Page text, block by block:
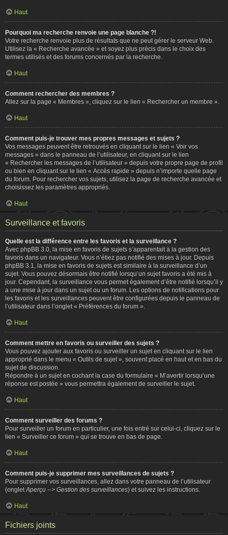
Haut
Pourquoi ma recherche renvoie une page blanche ?!
Votre recherche renvoie plus de résultats que ne peut gérer le serveur Web.
Utilisez la « Recherche avancée » et soyez plus précis dans le choix des
termes utilisés et des forums concernés par la recherche.
Haut
Comment rechercher des membres ?
Allez sur la page « Membres », cliquez sur le lien « Rechercher un membre ».
Haut
Comment puis-je trouver mes propres messages et sujets ?
Vos messages peuvent être retrouvés en cliquant sur le lien « Voir vos
messages » dans le panneau de l’utilisateur, en cliquant sur le lien
« Rechercher les messages de l’utilisateur » depuis votre propre page de profil
ou bien en cliquant sur le lien « Accès rapide » depuis n’importe quelle page
du forum. Pour rechercher vos sujets, utilisez la page de recherche avancée et
choisissez les paramètres appropriés.
Haut
Surveillance et favoris
Quelle est la différence entre les favoris et la surveillance ?
Avec phpBB 3.0, la mise en favoris de sujets s’apparentait à la gestion des
favoris dans un navigateur. Vous n’étiez pas notifié des mises à jour. Depuis
phpBB 3.1, la mise en favoris de sujets est similaire à la surveillance d’un
sujet. Vous pouvez désormais être notifié lorsqu’un sujet favoris a été mis à
jour. Cependant, la surveillance vous permet également d’être notifié lorsqu’il y
a une mise à jour dans un sujet ou un forum. Les options de notifications pour
les favoris et les surveillances peuvent être configurées depuis le panneau de
l’utilisateur dans l’onglet « Préférences du forum ».
Haut
Comment mettre en favoris ou surveiller des sujets ?
Vous pouvez ajouter aux favoris ou surveiller un sujet en cliquant sur le lien
approprié dans le menu « Outils de sujet », souvent placé en haut et en bas du
sujet de discussion.
Répondre à un sujet en cochant la case du formulaire « M’avertir lorsqu’une
réponse est postée » vous permettra également de surveiller le sujet.
Haut
Comment surveiller des forums ?
Pour surveiller un forum en particulier, une fois entré sur celui-ci, cliquez sur le
lien « Surveiller ce forum » qui se trouve en bas de page.
Haut
Comment puis-je supprimer mes surveillances de sujets ?
Pour supprimer vos surveillances, allez dans votre panneau de l’utilisateur
(onglet Aperçu --> Gestion des surveillances) et suivez les instructions.
Haut
Fichiers joints